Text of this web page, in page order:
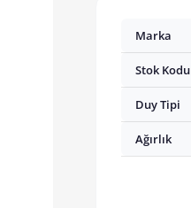
Marka
Stok Kodu
Duy Tipi
Ağırlık